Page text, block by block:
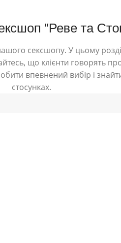
"Реве та
сексшопу. У цьому
що клієнти говорять
впевнений вибір і
стосунках.